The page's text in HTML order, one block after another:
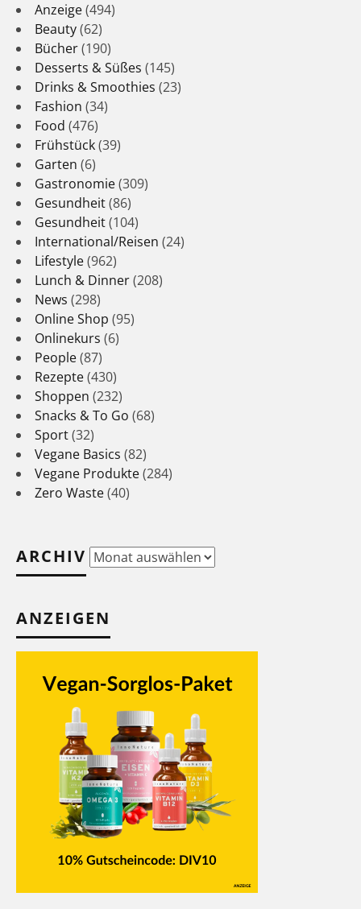
Anzeige(494)
Beauty(62)
Bücher(190)
Desserts & Süßes (145)
Drinks & Smoothies (23)
Fashion (34)
Food (476)
Frühstück(39)
Garten (6)
Gastronomie(309)
Gesundheit(86)
Gesundheit(104)
International/Reisen (24)
Lifestyle(962)
Lunch & Dinner(208)
News (298)
Online Shop (95)
Onlinekurs (6)
People(87)
Rezepte(430)
Shoppen (232)
Snacks & To Go (68)
Sport(32)
Vegane Basics (82)
Vegane Produkte(284)
Zero Waste(40)
ARCHIV Archiv
ANZEIGEN